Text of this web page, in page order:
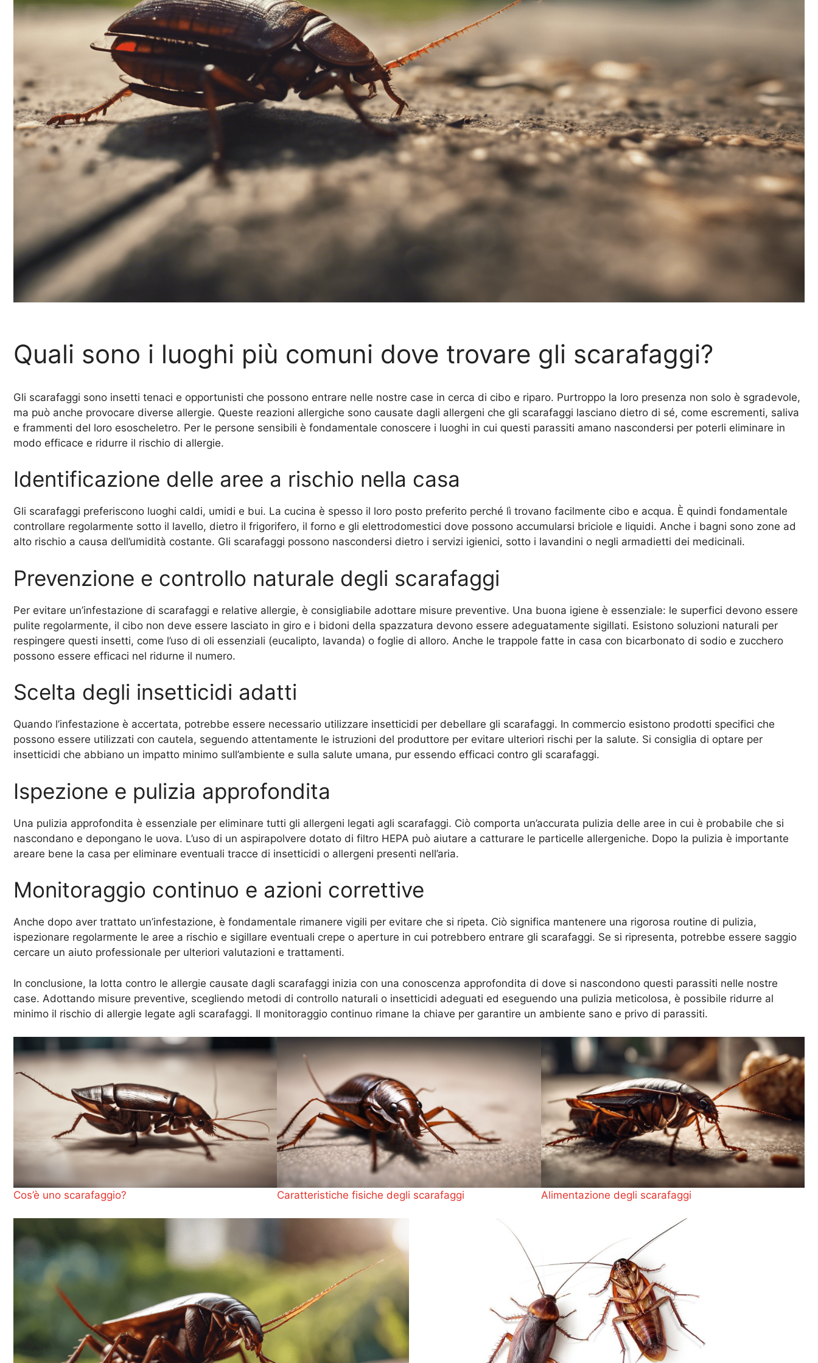
Quali sono i luoghi più comuni dove trovare gli scarafaggi?
Gli scarafaggi sono insetti tenaci e opportunisti che possono entrare nelle nostre case in cerca di cibo e riparo. Purtroppo la loro presenza non solo è sgradevole,
ma può anche provocare diverse allergie. Queste reazioni allergiche sono causate dagli allergeni che gli scarafaggi lasciano dietro di sé, come escrementi, saliva
e frammenti del loro esoscheletro. Per le persone sensibili è fondamentale conoscere i luoghi in cui questi parassiti amano nascondersi per poterli eliminare in
modo efficace e ridurre il rischio di allergie.
Identificazione delle aree a rischio nella casa
Gli scarafaggi preferiscono luoghi caldi, umidi e bui. La cucina è spesso il loro posto preferito perché lì trovano facilmente cibo e acqua. È quindi fondamentale
controllare regolarmente sotto il lavello, dietro il frigorifero, il forno e gli elettrodomestici dove possono accumularsi briciole e liquidi. Anche i bagni sono zone ad
alto rischio a causa dell’umidità costante. Gli scarafaggi possono nascondersi dietro i servizi igienici, sotto i lavandini o negli armadietti dei medicinali.
Prevenzione e controllo naturale degli scarafaggi
Per evitare un’infestazione di scarafaggi e relative allergie, è consigliabile adottare misure preventive. Una buona igiene è essenziale: le superfici devono essere
pulite regolarmente, il cibo non deve essere lasciato in giro e i bidoni della spazzatura devono essere adeguatamente sigillati. Esistono soluzioni naturali per
respingere questi insetti, come l’uso di oli essenziali (eucalipto, lavanda) o foglie di alloro. Anche le trappole fatte in casa con bicarbonato di sodio e zucchero
possono essere efficaci nel ridurne il numero.
Scelta degli insetticidi adatti
Quando l’infestazione è accertata, potrebbe essere necessario utilizzare insetticidi per debellare gli scarafaggi. In commercio esistono prodotti specifici che
possono essere utilizzati con cautela, seguendo attentamente le istruzioni del produttore per evitare ulteriori rischi per la salute. Si consiglia di optare per
insetticidi che abbiano un impatto minimo sull’ambiente e sulla salute umana, pur essendo efficaci contro gli scarafaggi.
Ispezione e pulizia approfondita
Una pulizia approfondita è essenziale per eliminare tutti gli allergeni legati agli scarafaggi. Ciò comporta un’accurata pulizia delle aree in cui è probabile che si
nascondano e depongano le uova. L’uso di un aspirapolvere dotato di filtro HEPA può aiutare a catturare le particelle allergeniche. Dopo la pulizia è importante
areare bene la casa per eliminare eventuali tracce di insetticidi o allergeni presenti nell’aria.
Monitoraggio continuo e azioni correttive
Anche dopo aver trattato un’infestazione, è fondamentale rimanere vigili per evitare che si ripeta. Ciò significa mantenere una rigorosa routine di pulizia,
ispezionare regolarmente le aree a rischio e sigillare eventuali crepe o aperture in cui potrebbero entrare gli scarafaggi. Se si ripresenta, potrebbe essere saggio
cercare un aiuto professionale per ulteriori valutazioni e trattamenti.
In conclusione, la lotta contro le allergie causate dagli scarafaggi inizia con una conoscenza approfondita di dove si nascondono questi parassiti nelle nostre
case. Adottando misure preventive, scegliendo metodi di controllo naturali o insetticidi adeguati ed eseguendo una pulizia meticolosa, è possibile ridurre al
minimo il rischio di allergie legate agli scarafaggi. Il monitoraggio continuo rimane la chiave per garantire un ambiente sano e privo di parassiti.
Cos’è uno scarafaggio? Caratteristiche fisiche degli scarafaggi Alimentazione degli scarafaggi